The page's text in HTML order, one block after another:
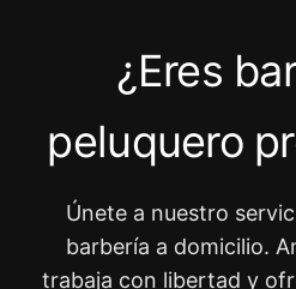
¿Eres
peluquero
Únete a nuestro
barbería a domicilio.
trabaja con libertad y